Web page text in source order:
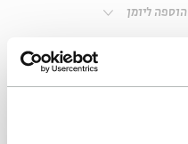
הוספה ליומן